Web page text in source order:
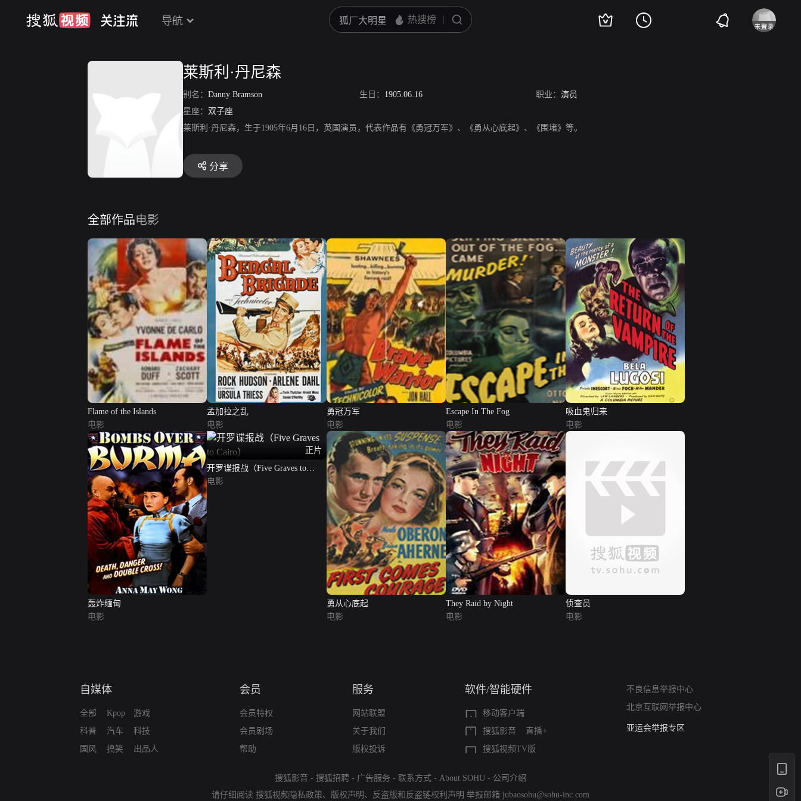
导航
莱斯利·丹尼森
别名： Danny Bramson 生日： 1905.06.16 职业： 演员
星座： 双子座
莱斯利·丹尼森，生于1905年6月16日，英国演员，代表作品有《勇冠万军》、《勇从心底起》、《围堵》等。
分享
全部作品电影
Flame of the Islands
电影
孟加拉之乱
电影
勇冠万军
电影
Escape In The Fog
电影
吸血鬼归来
电影
轰炸缅甸
电影
正片
开罗谍报战（Five Graves to
Cairo）
电影
勇从心底起
电影
They Raid by Night
电影
侦查员
电影
自媒体
全部
科普
国风
Kpop
汽车
搞笑
游戏
科技
出品人
会员
会员特权
会员剧场
帮助
服务
网站联盟
关于我们
版权投诉
软件/智能硬件
移动客户端
搜狐影音
直播+
搜狐视频TV版
不良信息举报中心
北京互联网举报中心
算法推荐专项举报
亚运会举报专区
搜狐影音 - 搜狐招聘 - 广告服务 - 联系方式 - About SOHU - 公司介绍
请仔细阅读 搜狐视频隐私政策、 版权声明 、 反盗版和反盗链权利声明 举报邮箱 jubaosohu@sohu-inc.com